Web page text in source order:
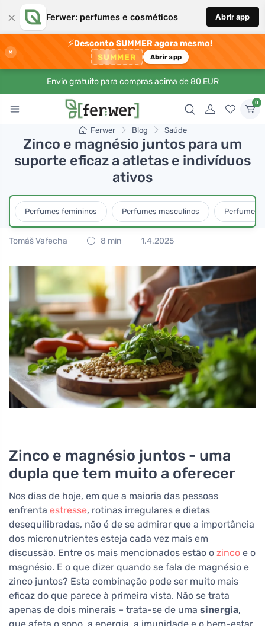
× Ferwer: perfumes e cosméticos Abrir app
×
⚡Desconto SUMMER agora mesmo!
SUMMER Abrir app
Envio gratuito para compras acima de 80 EUR
0
Ferwer Blog Saúde
Zinco e magnésio juntos para um
suporte eficaz a atletas e indivíduos
ativos
Perfumes femininos Perfumes masculinos Perfumes
Tomáš Vařecha 8 min 1.4.2025
Zinco e magnésio juntos - uma
dupla que tem muito a oferecer
Nos dias de hoje, em que a maioria das pessoas
enfrenta estresse, rotinas irregulares e dietas
desequilibradas, não é de se admirar que a importância
dos micronutrientes esteja cada vez mais em
discussão. Entre os mais mencionados estão o zinco e o
magnésio. E o que dizer quando se fala de magnésio e
zinco juntos? Esta combinação pode ser muito mais
eficaz do que parece à primeira vista. Não se trata
apenas de dois minerais – trata-se de uma sinergia,